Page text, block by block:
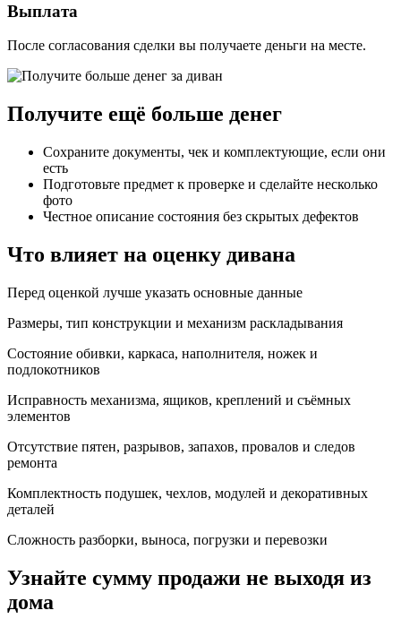
Выплата
После согласования сделки вы получаете деньги на месте.
Получите ещё больше денег
Сохраните документы, чек и комплектующие, если они
есть
Подготовьте предмет к проверке и сделайте несколько
фото
Честное описание состояния без скрытых дефектов
Что влияет на оценку дивана
Перед оценкой лучше указать основные данные
Размеры, тип конструкции и механизм раскладывания
Состояние обивки, каркаса, наполнителя, ножек и
подлокотников
Исправность механизма, ящиков, креплений и съёмных
элементов
Отсутствие пятен, разрывов, запахов, провалов и следов
ремонта
Комплектность подушек, чехлов, модулей и декоративных
деталей
Сложность разборки, выноса, погрузки и перевозки
Узнайте сумму продажи не выходя из
дома